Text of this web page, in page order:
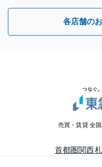
各店舗の
売買・賃貸 全
首都圏関西